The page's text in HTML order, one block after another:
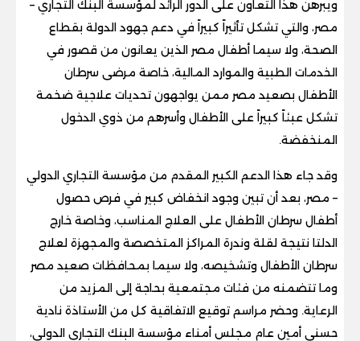
ويبرهن هذا التعاون على الدور الرائد لمؤسسة البنك التجاري –
مصر، والتي تشكل تأثيراً كبيراً في دعم جهود الدولة بقطاع
الصحة، ولا سيما أطفال مصر الذين يعانون من قصور في
الخدمات الطبية والموارد المالية، خاصة مرضى سرطان
الأطفال بصعيد مصر ممن يواجهون تحديات علاجية ضخمة
تشكل عبئاً كبيراً على الأطفال وأسرهم من ذوي الدخول
المنخفضة.
وقد جاء هذا الدعم الكبير المقدم من مؤسسة التجاري الدولي
– مصر، بعد أن تبين وجود انخفاض كبير في فرص حصول
أطفال سرطان الأطفال على العلاج المناسب، وخاصة خارج
الدلتا نتيجة لقلة وندرة المراكز المتخصصة والمجهزة لعلاج
سرطان الأطفال وتشخيصه، ولا سيما بمحافظات صعيد مصر
وما تتضمنه من فئات مجتمعية بحاجة إلى المزيد من
الرعاية. وحضر مراسم توقيع الاتفاقية كل من الأستاذة نادية
حسني أمين عام مجلس أمناء مؤسسة البنك التجاري الدولي،